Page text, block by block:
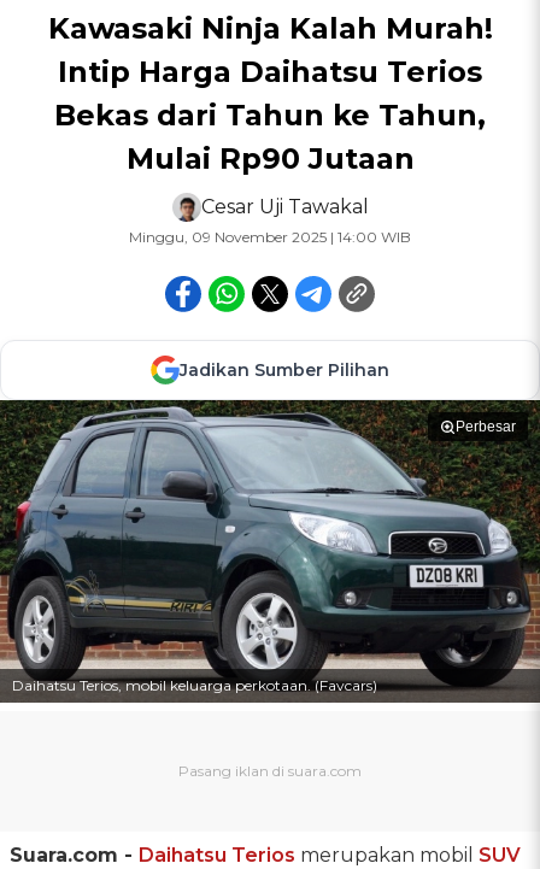
Kawasaki Ninja Kalah Murah!
Intip Harga Daihatsu Terios
Bekas dari Tahun ke Tahun,
Mulai Rp90 Jutaan
Cesar Uji Tawakal
Minggu, 09 November 2025 | 14:00 WIB
Jadikan Sumber Pilihan
Perbesar
Daihatsu Terios, mobil keluarga perkotaan. (Favcars)
Suara.com - Daihatsu Terios merupakan mobil SUV